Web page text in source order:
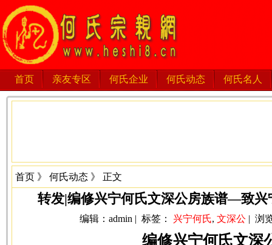
首页 亲友专区 何氏企业 何氏动态 何氏名人
首页 》 何氏动态 》 正文
转发|编修兴宁何氏文深公房族谱—致
编辑：admin | 标签： 兴宁何氏, 文深公 | 浏
编修兴宁何氏文深